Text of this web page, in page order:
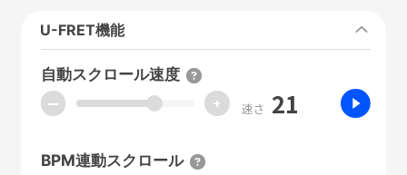
U-FRET機能
自動スクロール速度
ー + 速さ 21
BPM連動スクロール